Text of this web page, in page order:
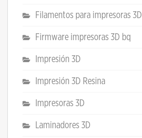
Filamentos para impresoras 3D
Firmware impresoras 3D bq
Impresión 3D
Impresión 3D Resina
Impresoras 3D
Laminadores 3D